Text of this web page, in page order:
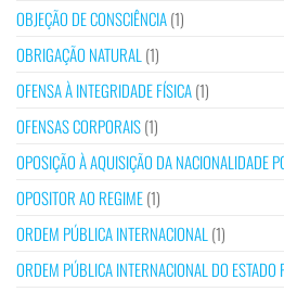
OBJEÇÃO DE CONSCIÊNCIA(1)
OBRIGAÇÃO NATURAL (1)
OFENSA À INTEGRIDADE FÍSICA(1)
OFENSAS CORPORAIS(1)
OPOSIÇÃO À AQUISIÇÃO DA NACIONALIDADE
OPOSITOR AO REGIME(1)
ORDEM PÚBLICA INTERNACIONAL (1)
ORDEM PÚBLICA INTERNACIONAL DO ESTADO